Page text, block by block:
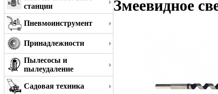
станции
Пневмоинструмент
Принадлежности
Пылесосы и
пылеудаление
Садовая техника
Змеевидное